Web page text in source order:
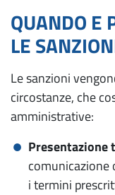
QUANDO E
LE
Le sanzioni
circostanze, che
amministrative:
Presentazione
i termini